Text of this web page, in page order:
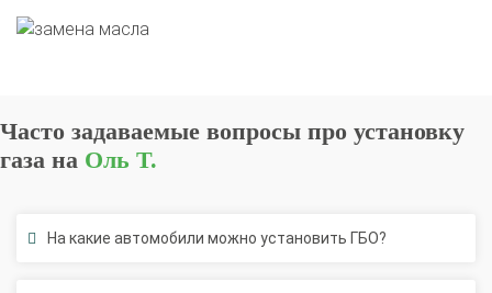
Часто задаваемые вопросы про установку
газа на Оль Т.
На какие автомобили можно установить ГБО?